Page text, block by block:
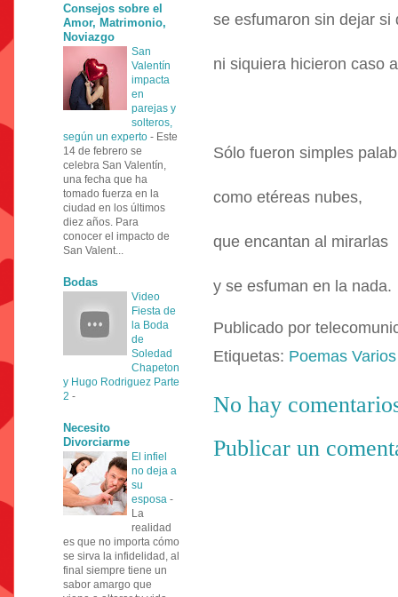
se esfumaron sin dejar si
ni siquiera hicieron caso
Sólo fueron simples
como etéreas nubes,
que encantan al mirarlas
y se esfuman en la nada.
Publicado por
Etiquetas: Poemas Varios
No hay
Publicar un
Consejos sobre el
Amor, Matrimonio,
Noviazgo
San
Valentín
impacta
en
parejas y
solteros,
según un experto - Este
14 de febrero se
celebra San Valentín,
una fecha que ha
tomado fuerza en la
ciudad en los últimos
diez años. Para
conocer el impacto de
San Valent...
Bodas
Video
Fiesta de
la Boda
de
Soledad
Chapeton
y Hugo Rodriguez Parte
2 -
Necesito
Divorciarme
El infiel
no deja a
su
esposa -
La
realidad
es que no importa cómo
se sirva la infidelidad, al
final siempre tiene un
sabor amargo que